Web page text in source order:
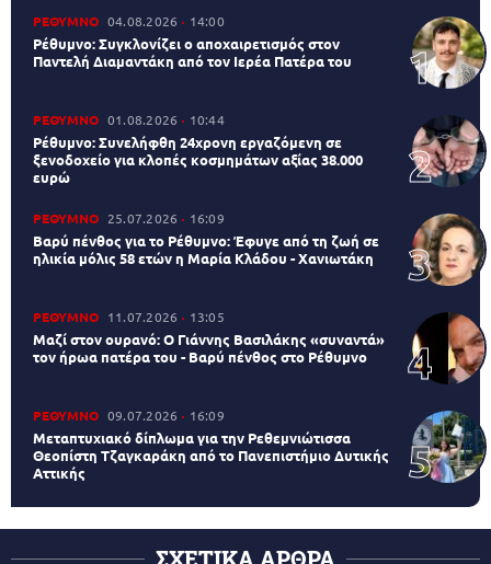
ΡΕΘΥΜΝΟ 04.08.2026 14:00
Ρέθυμνο: Συγκλονίζει ο αποχαιρετισμός στον
Παντελή Διαμαντάκη από τον Ιερέα Πατέρα του
ΡΕΘΥΜΝΟ 01.08.2026 10:44
Ρέθυμνο: Συνελήφθη 24χρονη εργαζόμενη σε
ξενοδοχείο για κλοπές κοσμημάτων αξίας 38.000
ευρώ
ΡΕΘΥΜΝΟ 25.07.2026 16:09
Βαρύ πένθος για το Ρέθυμνο: Έφυγε από τη ζωή σε
ηλικία μόλις 58 ετών η Μαρία Κλάδου - Χανιωτάκη
ΡΕΘΥΜΝΟ 11.07.2026 13:05
Μαζί στον ουρανό: Ο Γιάννης Βασιλάκης «συναντά»
τον ήρωα πατέρα του - Βαρύ πένθος στο Ρέθυμνο
ΡΕΘΥΜΝΟ 09.07.2026 16:09
Μεταπτυχιακό δίπλωμα για την Ρεθεμνιώτισσα
Θεοπίστη Τζαγκαράκη από το Πανεπιστήμιο Δυτικής
Αττικής